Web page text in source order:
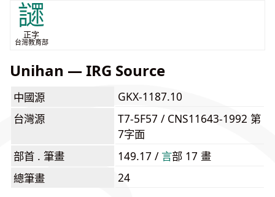
䜚
正字
台灣教育部
Unihan — IRG Source
中國源
GKX-1187.10
台灣源
T7-5F57 / CNS11643-1992 第
7字面
部首 . 筆畫
149.17 / ⾔部 17 畫
總筆畫
24